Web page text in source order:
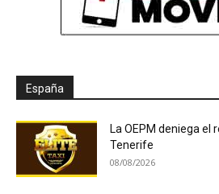
España
La OEPM deniega el
Tenerife
08/08/2026